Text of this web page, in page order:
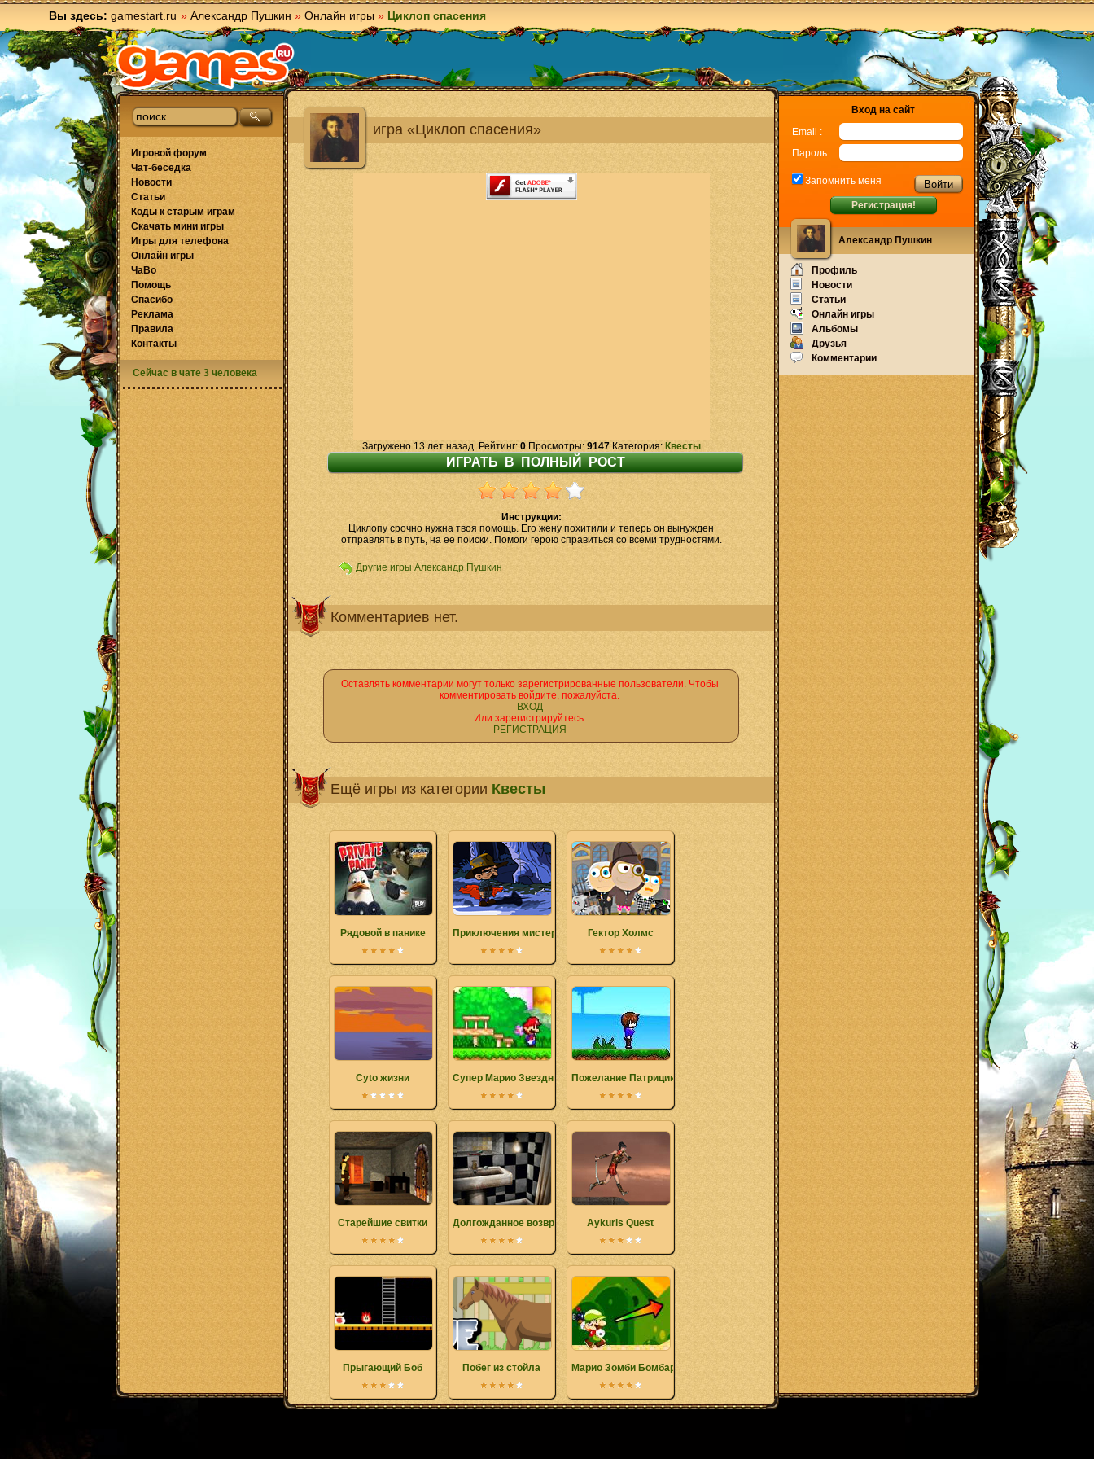
Вы здесь: gamestart.ru » Александр Пушкин » Онлайн игры » Циклоп спасения
игра «Циклоп спасения»
Загружено 13 лет назад. Рейтинг: 0Просмотры: 9147Категория: Квесты
Инструкции:
Циклопу срочно нужна твоя помощь. Его жену похитили и теперь он вынужден
отправлять в путь, на ее поиски. Помоги герою справиться со всеми трудностями.
Другие игры Александр Пушкин
Комментариев нет.
Оставлять комментарии могут только зарегистрированные пользователи. Чтобы
комментировать войдите, пожалуйста.
ВХОД
Или зарегистрируйтесь.
РЕГИСТРАЦИЯ
Ещё игры из категории Квесты
Рядовой в панике Приключения мистера Луни Гектор Холмс
Cyto жизни Супер Марио Звездная схватка 3Пожелание Патриции
Старейшие свитки Долгожданное возвращениеAykuris Quest
Прыгающий Боб Побег из стойла Марио Зомби Бомбардировщик
Игровой форум
Чат-беседка
Новости
Статьи
Коды к старым играм
Скачать мини игры
Игры для телефона
Онлайн игры
ЧаВо
Помощь
Спасибо
Реклама
Правила
Контакты
Сейчас в чате 3 человека
Вход на сайт
Email :
Пароль :
Запомнить меня
Регистрация!
Александр Пушкин
Профиль
Новости
Статьи
Онлайн игры
Альбомы
Друзья
Комментарии